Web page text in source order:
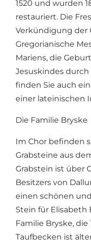
1520 und wurden
restauriert. Die
Verkündigung der
Gregorianische
Mariens, die
Jesuskindes durch
finden Sie auch
einer lateinischen
Die Familie Bryske
Im Chor befinden
Grabsteine ​​aus
Grabstein ist über
Besitzers von
einen schönen
Stein für Elisabeth
Familie Bryske,
Taufbecken ist